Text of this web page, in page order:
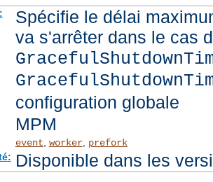
Spécifie le délai
va s'arrêter dans le cas
configuration globale
MPM
event, worker, prefork
Disponible dans les